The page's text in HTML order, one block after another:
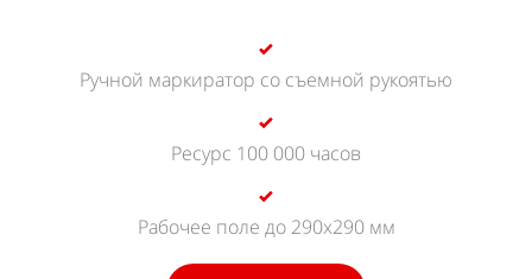
Ручной маркиратор со съемной рукоятью
Ресурс 100 000 часов
Рабочее поле до 290х290 мм